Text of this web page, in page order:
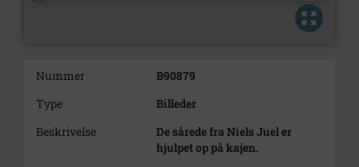
Nummer
B90879
Type
Billeder
Beskrivelse
De sårede fra Niels Juel er
hjulpet op på kajen.